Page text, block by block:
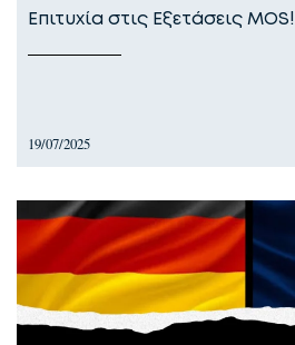
Επιτυχία στις Εξετάσεις MOS!
19/07/2025